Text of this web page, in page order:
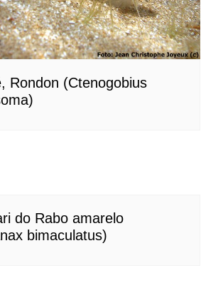
Rondon (Ctenogobius
do Rabo amarelo
bimaculatus)